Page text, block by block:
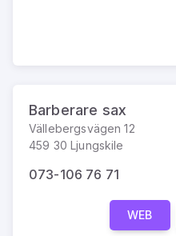
Barberare sax
Vällebergsvägen 12
459 30 Ljungskile
073-106 76 71
WEB